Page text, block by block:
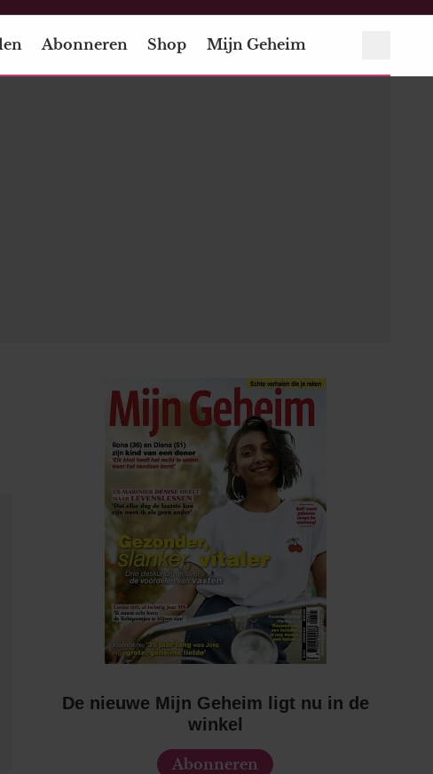
Abonneren Shop Mijn Geheim
De nieuwe Mijn Geheim ligt nu in de
winkel
Abonneren